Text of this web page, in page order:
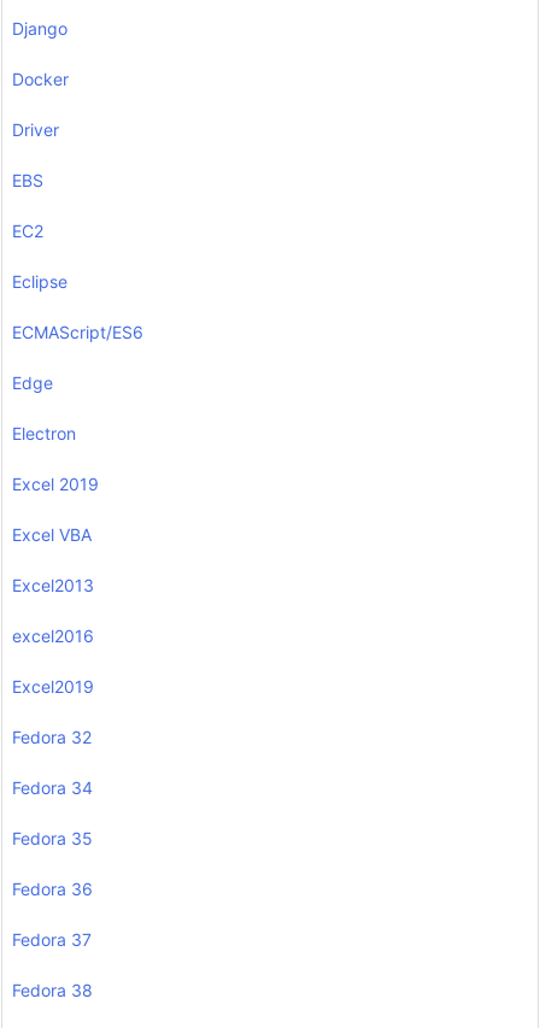
Django
Docker
Driver
EBS
EC2
Eclipse
ECMAScript/ES6
Edge
Electron
Excel 2019
Excel VBA
Excel2013
excel2016
Excel2019
Fedora 32
Fedora 34
Fedora 35
Fedora 36
Fedora 37
Fedora 38